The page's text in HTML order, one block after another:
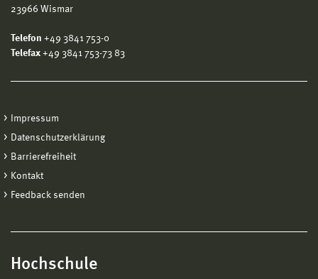
23966 Wismar
Telefon +49 3841 753-0
Telefax +49 3841 753-73 83
Impressum
Datenschutzerklärung
Barrierefreiheit
Kontakt
Feedback senden
Hochschule